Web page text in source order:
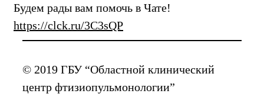
Будем рады вам помочь в Чате!
https://clck.ru/3C3sQP
© 2019 ГБУ “Областной клинический
центр фтизиопульмонологии”